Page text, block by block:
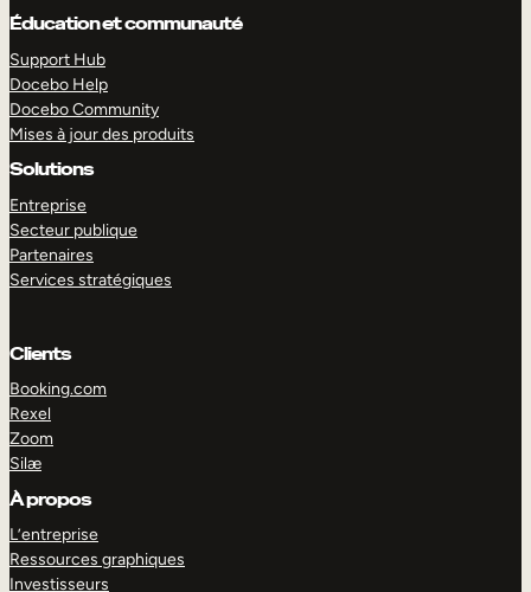
Éducation et communauté
Support Hub
Docebo Help
Docebo Community
Mises à jour des produits
Solutions
Entreprise
Secteur publique
Partenaires
Services stratégiques
Clients
Booking.com
Rexel
Zoom
Silæ
À propos
L’entreprise
Ressources graphiques
Investisseurs